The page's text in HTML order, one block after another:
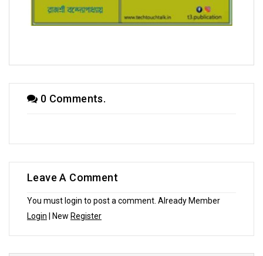
0 Comments.
Leave A Comment
You must login to post a comment. Already Member
Login | New Register